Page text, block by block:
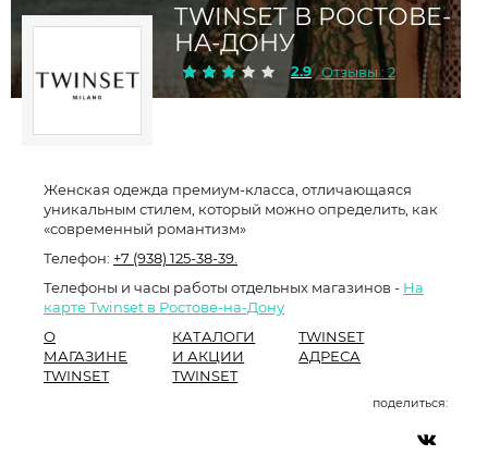
TWINSET В РОСТОВЕ-
НА-ДОНУ
2.9 Отзывы : 2
Женская одежда премиум-класса, отличающаяся
уникальным стилем, который можно определить, как
«современный романтизм»
Телефон: +7 (938) 125-38-39.
Телефоны и часы работы отдельных магазинов - На
карте Twinset в Ростове-на-Дону
О
МАГАЗИНЕ
TWINSET
КАТАЛОГИ
И АКЦИИ
TWINSET
TWINSET
АДРЕСА
поделиться: